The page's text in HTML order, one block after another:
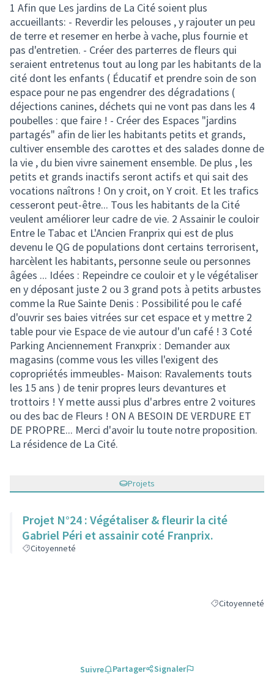
1 Afin que Les jardins de La Cité soient plus
accueillants: - Reverdir les pelouses , y rajouter un peu
de terre et resemer en herbe à vache, plus fournie et
pas d'entretien. - Créer des parterres de fleurs qui
seraient entretenus tout au long par les habitants de la
cité dont les enfants ( Éducatif et prendre soin de son
espace pour ne pas engendrer des dégradations (
déjections canines, déchets qui ne vont pas dans les 4
poubelles : que faire ! - Créer des Espaces "jardins
partagés" afin de lier les habitants petits et grands,
cultiver ensemble des carottes et des salades donne de
la vie , du bien vivre sainement ensemble. De plus , les
petits et grands inactifs seront actifs et qui sait des
vocations naîtrons ! On y croit, on Y croit. Et les trafics
cesseront peut-être... Tous les habitants de la Cité
veulent améliorer leur cadre de vie. 2 Assainir le couloir
Entre le Tabac et L'Ancien Franprix qui est de plus
devenu le QG de populations dont certains terrorisent,
harcèlent les habitants, personne seule ou personnes
âgées ... Idées : Repeindre ce couloir et y le végétaliser
en y déposant juste 2 ou 3 grand pots à petits arbustes
comme la Rue Sainte Denis : Possibilité pou le café
d'ouvrir ses baies vitrées sur cet espace et y mettre 2
table pour vie Espace de vie autour d'un café ! 3 Coté
Parking Anciennement Franxprix : Demander aux
magasins (comme vous les villes l'exigent des
copropriétés immeubles- Maison: Ravalements touts
les 15 ans ) de tenir propres leurs devantures et
trottoirs ! Y mette aussi plus d'arbres entre 2 voitures
ou des bac de Fleurs ! ON A BESOIN DE VERDURE ET
DE PROPRE... Merci d'avoir lu toute notre proposition.
La résidence de La Cité.
Projets
Projet N°24 : Végétaliser & fleurir la cité
Gabriel Péri et assainir coté Franprix.
Citoyenneté
Filtrer les
Citoyenneté
Suivre Partager Signaler